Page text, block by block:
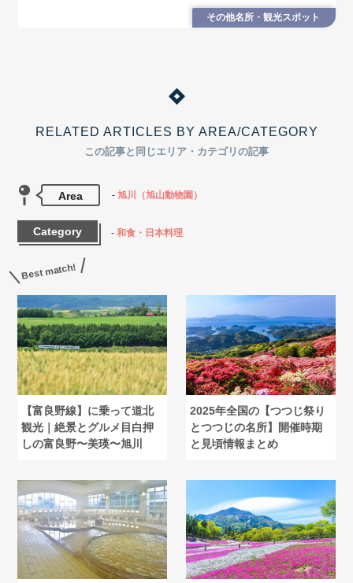
その他名所・観光スポット
RELATED ARTICLES BY AREA/CATEGORY
この記事と同じエリア・カテゴリの記事
Area 旭川（旭山動物園）
Category 和食・日本料理
Best match!
【富良野線】に乗って道北
観光｜絶景とグルメ目白押
しの富良野〜美瑛〜旭川
2025年全国の【つつじ祭り
とつつじの名所】開催時期
と見頃情報まとめ